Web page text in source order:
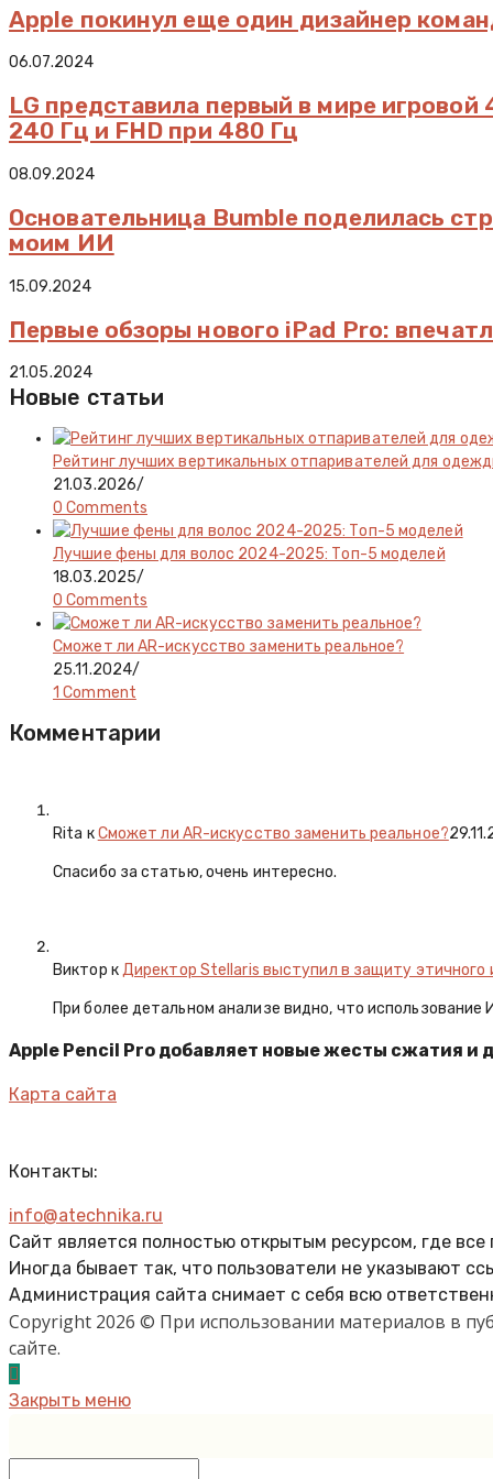
Apple покинул еще один дизайнер
06.07.2024
LG представила первый в мире
240 Гц и FHD при 480 Гц
08.09.2024
Основательница Bumble поделилась
моим ИИ
15.09.2024
Первые обзоры нового iPad Pro:
21.05.2024
Новые статьи
Рейтинг лучших вертикальных отпаривателей для
21.03.2026/
0 Comments
Лучшие фены для волос 2024-2025: Топ-5 моделей
18.03.2025/
0 Comments
Сможет ли AR-искусство заменить реальное?
25.11.2024/
1 Comment
Комментарии
Rita кСможет ли AR-искусство заменить реальное?
Спасибо за статью, очень интересно.
Виктор кДиректор Stellaris выступил в защиту этичного
При более детальном анализе видно, что
Apple Pencil Pro добавляет новые жесты сжатия и
Карта сайта
Контакты:
info@atechnika.ru
Сайт является полностью открытым ресурсом, где
Иногда бывает так, что пользователи не указывают
Администрация сайта снимает с себя всю
Copyright 2026 © При использовании материалов в
сайте.
Закрыть меню